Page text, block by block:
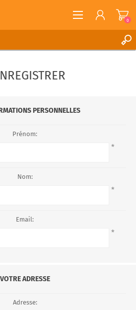
0
PERSONNELLES
Prénom:
*
Nom:
*
Email:
*
VOTRE ADRESSE
Adresse: